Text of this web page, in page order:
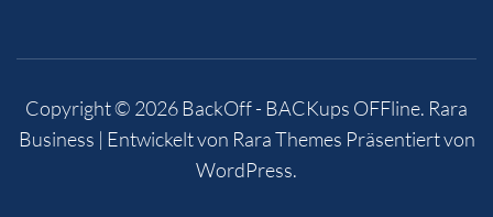
Copyright © 2026BackOff - BACKups OFFline. Rara
Business | Entwickelt von Rara Themes Präsentiert von
WordPress.